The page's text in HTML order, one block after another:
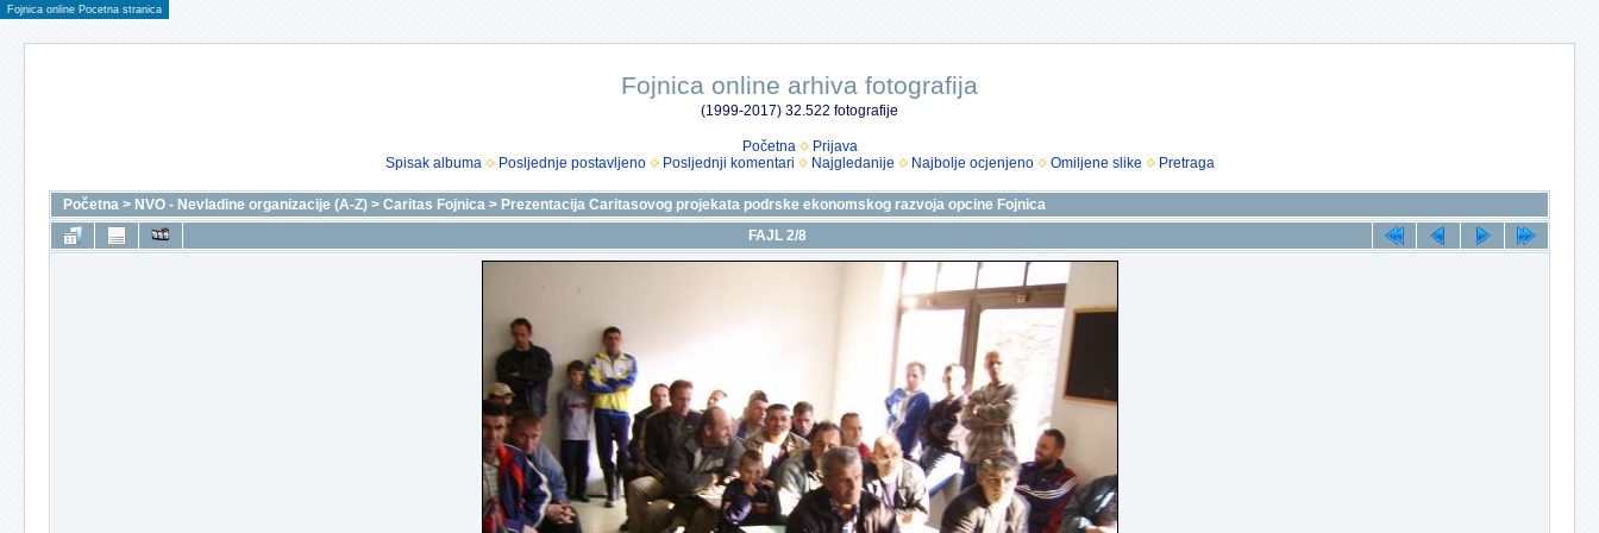
Fojnica online Pocetna stranica
Fojnica online arhiva fotografija
(1999-2017) 32.522 fotografije
Početna
Prijava
Spisak albuma
Posljednje postavljeno Posljednji komentari Najgledanije Najbolje ocjenjeno Omiljene slike Pretraga
Početna > NVO - Nevladine organizacije (A-Z) > Caritas Fojnica > Prezentacija Caritasovog projekata podrske ekonomskog razvoja opcine Fojnica
FAJL 2/8